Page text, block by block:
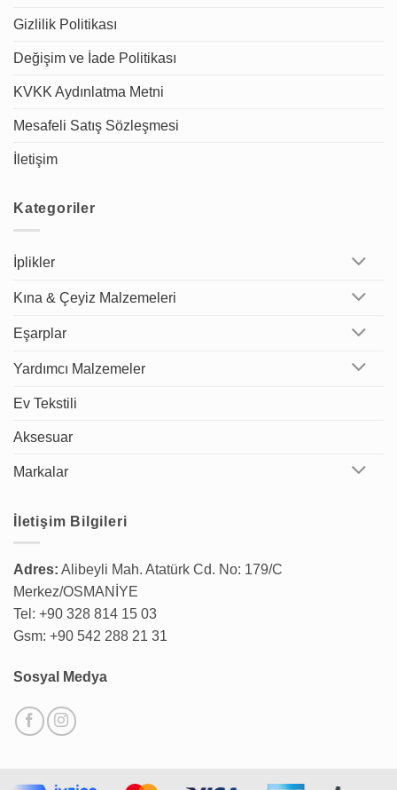
Gizlilik Politikası
Değişim ve İade Politikası
KVKK Aydınlatma Metni
Mesafeli Satış Sözleşmesi
İletişim
Kategoriler
İplikler
Kına & Çeyiz Malzemeleri
Eşarplar
Yardımcı Malzemeler
Ev Tekstili
Aksesuar
Markalar
İletişim Bilgileri
Adres: Alibeyli Mah. Atatürk Cd. No: 179/C
Merkez/OSMANİYE
Tel: +90 328 814 15 03
Gsm: +90 542 288 21 31
Sosyal Medya